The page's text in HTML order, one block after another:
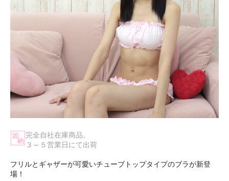
完全自社在庫商品。
３～５営業日にて出荷
フリルとギャザーが可愛いチューブトップタイプのブラが新登
場！